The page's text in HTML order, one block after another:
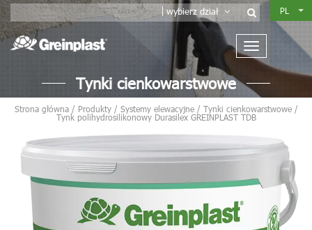
wybierz dział PL
Tynki cienkowarstwowe
Strona główna/ Produkty/ Systemy elewacyjne/ Tynki cienkowarstwowe/
Tynk polihydrosilikonowy Durasilex GREINPLAST TDB